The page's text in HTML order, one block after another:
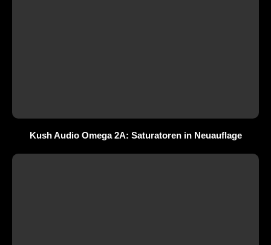
Kush Audio Omega 2A: Saturatoren in Neuauflage